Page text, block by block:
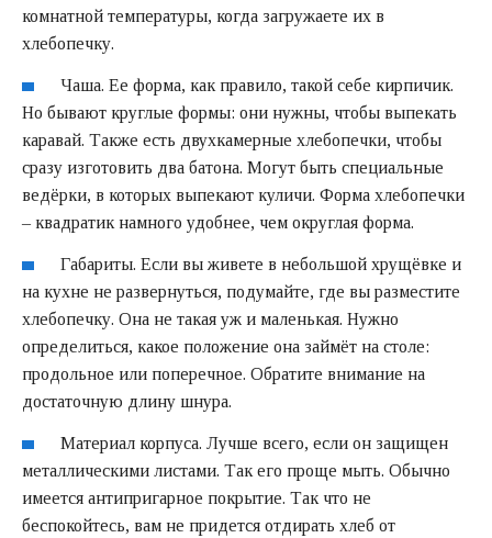
комнатной температуры, когда загружаете их в
хлебопечку.
Чаша. Ее форма, как правило, такой себе кирпичик.
Но бывают круглые формы: они нужны, чтобы выпекать
каравай. Также есть двухкамерные хлебопечки, чтобы
сразу изготовить два батона. Могут быть специальные
ведёрки, в которых выпекают куличи. Форма хлебопечки
– квадратик намного удобнее, чем округлая форма.
Габариты. Если вы живете в небольшой хрущёвке и
на кухне не развернуться, подумайте, где вы разместите
хлебопечку. Она не такая уж и маленькая. Нужно
определиться, какое положение она займёт на столе:
продольное или поперечное. Обратите внимание на
достаточную длину шнура.
Материал корпуса. Лучше всего, если он защищен
металлическими листами. Так его проще мыть. Обычно
имеется антипригарное покрытие. Так что не
беспокойтесь, вам не придется отдирать хлеб от